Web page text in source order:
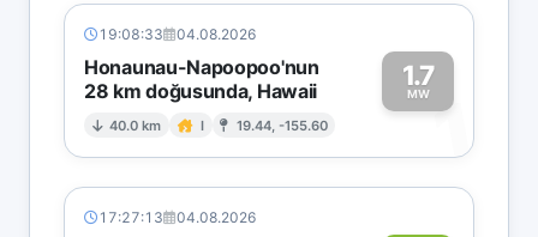
19:08:33 04.08.2026
Honaunau-Napoopoo'nun
28 km doğusunda, Hawaii
40.0 km I 19.44, -155.60
1.7
MW1
17:27:13 04.08.2026